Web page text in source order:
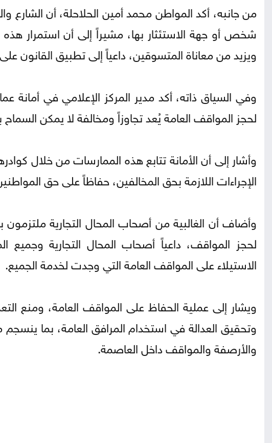
من جانبه، أكد المواطن محمد أمين الحلاحلة، أن الشارع
شخص أو جهة الاستئثار بها، مشيراً إلى أن استمرار هذه
ويزيد من معاناة المتسوقين، داعياً إلى تطبيق القانون
وفي السياق ذاته، أكد مدير المركز الإعلامي في أمانة
لحجز المواقف العامة يُعد تجاوزاً ومخالفة لا يمكن السماح
وأشار إلى أن الأمانة تتابع هذه الممارسات من خلال
الإجراءات اللازمة بحق المخالفين، حفاظاً على حق
وأضاف أن الغالبية من أصحاب المحال التجارية
لحجز المواقف، داعياً أصحاب المحال التجارية وجميع
الاستيلاء على المواقف العامة التي وجدت لخدمة الجميع.
ويشار إلى عملية الحفاظ على المواقف العامة، ومنع
وتحقيق العدالة في استخدام المرافق العامة، بما
والأرصفة والمواقف داخل العاصمة.